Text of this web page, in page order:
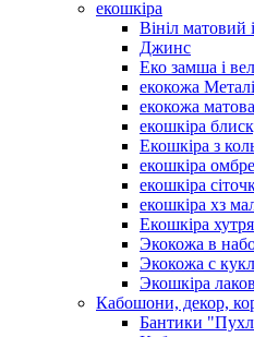
екошкіра
Вініл матовий
Джинс
Еко замша і
екокожа
екокожа матова
екошкіра
Екошкіра з
екошкіра омбре
екошкіра
екошкіра хз
Екошкіра
Экокожа в
Экокожа с
Экошкiра
Кабошони, декор,
Бантики